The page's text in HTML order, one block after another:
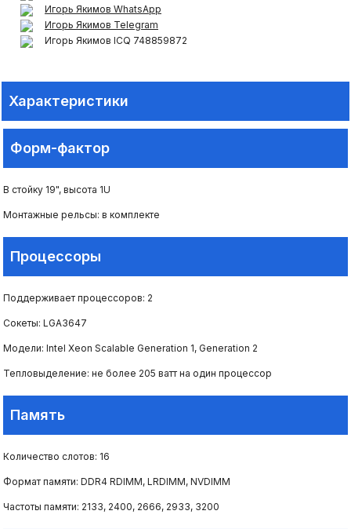
Игорь Якимов WhatsApp
Игорь Якимов Telegram
Игорь Якимов ICQ 748859872
Характеристики
Форм-фактор
В стойку 19", высота 1U
Монтажные рельсы: в комплекте
Процессоры
Поддерживает процессоров: 2
Сокеты: LGA3647
Модели: Intel Xeon Scalable Generation 1, Generation 2
Тепловыделение: не более 205 ватт на один процессор
Память
Количество слотов: 16
Формат памяти: DDR4 RDIMM, LRDIMM, NVDIMM
Частоты памяти: 2133, 2400, 2666, 2933, 3200
Структурированные кабельные
Системы контроля и управления